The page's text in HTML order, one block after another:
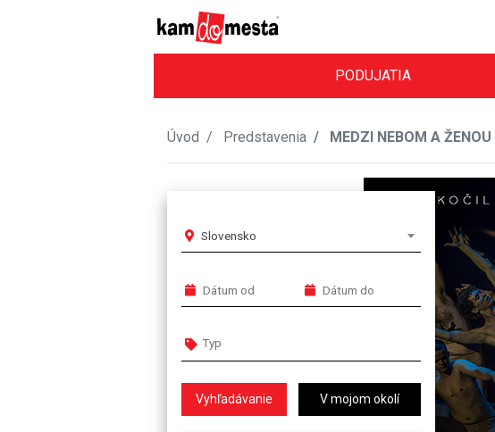
PODUJATIA
Úvod Predstavenia MEDZI NEBOM A ŽENOU
Slovensko
V mojom okolí
Previous